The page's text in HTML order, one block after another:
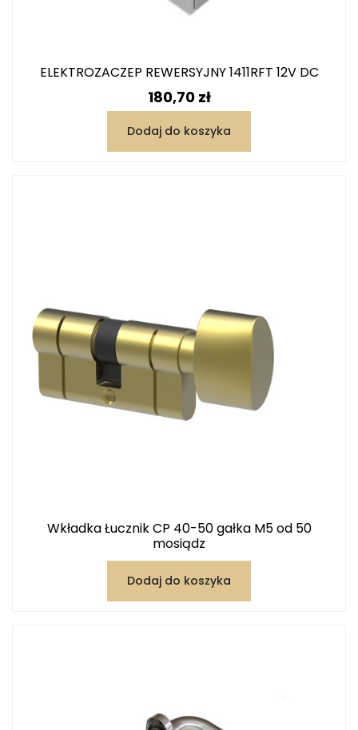
ELEKTROZACZEP REWERSYJNY 1411RFT 12V DC
Cena
180,70 zł
Dodaj do koszyka
Wkładka Łucznik CP 40-50 gałka M5 od 50
mosiądz
Dodaj do koszyka